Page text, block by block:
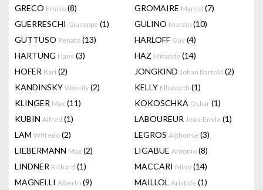
GRECO Emilio (8) GROMAIRE Marcel (7)
GUERRESCHI Giuseppe (1) GULINO Nunzio (10)
GUTTUSO Renato (13) HARLOFF Guy (4)
HARTUNG Hans (3) HAZ Mirando (14)
HOFER Karl (2) JONGKIND Johan Bartold (2)
KANDINSKY Wassily (2) KELLY Ellsworth (1)
KLINGER Max (11) KOKOSCHKA Oskar (1)
KUBIN Alfred (1) LABOUREUR Jean-Emile (1)
LAM Wifredo (2) LEGROS Alphonse (3)
LIEBERMANN Max (2) LIGABUE Antonio (8)
LINDNER Richard (1) MACCARI Mino (14)
MAGNELLI Alberto (9) MAILLOL Aristide (1)